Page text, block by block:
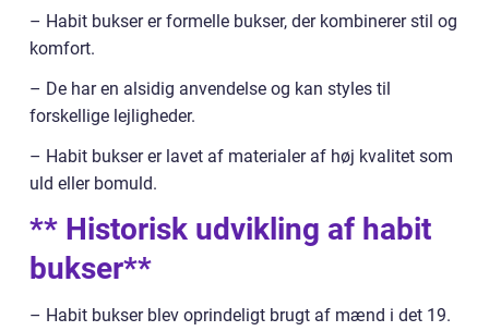
– Habit bukser er formelle bukser, der kombinerer stil og
komfort.
– De har en alsidig anvendelse og kan styles til
forskellige lejligheder.
– Habit bukser er lavet af materialer af høj kvalitet som
uld eller bomuld.
** Historisk udvikling af habit
bukser**
– Habit bukser blev oprindeligt brugt af mænd i det 19.